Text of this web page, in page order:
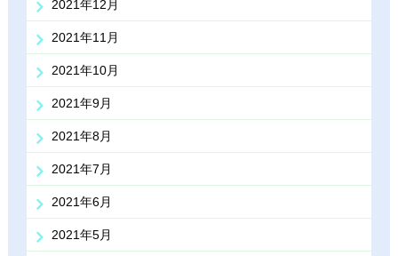
2021年12月
2021年11月
2021年10月
2021年9月
2021年8月
2021年7月
2021年6月
2021年5月